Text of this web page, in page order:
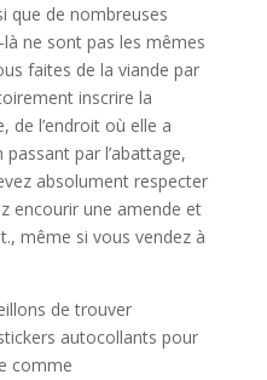
que de nombreuses
ne sont pas les mêmes
faites de la viande par
inscrire la
de l’endroit où elle a
passant par l’abattage,
absolument respecter
encourir une amende et
même si vous vendez à
de trouver
autocollants pour
comme